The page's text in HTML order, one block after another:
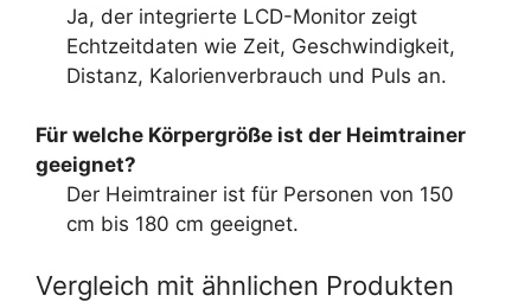
Ja, der integrierte LCD-Monitor zeigt
Echtzeitdaten wie Zeit, Geschwindigkeit,
Distanz, Kalorienverbrauch und Puls an.
Für welche Körpergröße ist der Heimtrainer
geeignet?
Der Heimtrainer ist für Personen von 150
cm bis 180 cm geeignet.
Vergleich mit ähnlichen Produkten